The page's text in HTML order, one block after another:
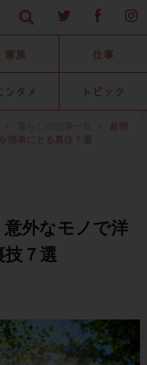
超簡
簡単にとる裏技７選
外なモノで洋
７選